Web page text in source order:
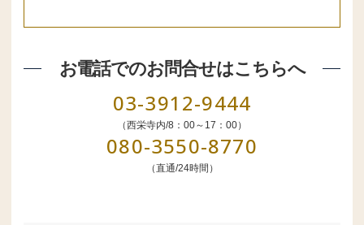
お電話でのお問合せはこちらへ
03-3912-9444
（西栄寺内/8：00～17：00）
080-3550-8770
（直通/24時間）